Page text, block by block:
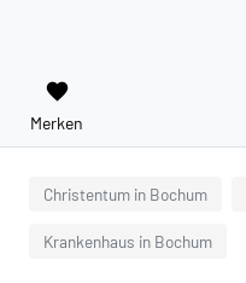
favorite
Merken
Christentum in Bochum
Krankenhaus in Bochum